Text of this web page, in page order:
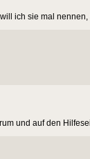
ich sie mal nennen,
und auf den